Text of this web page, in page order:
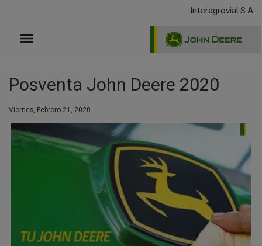
principal
Interagrovial S.A.
Posventa John Deere 2020
Viernes, Febrero 21, 2020